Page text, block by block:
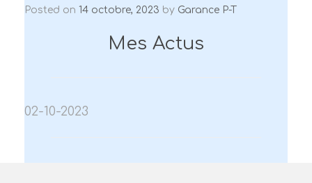
Posted on 14 octobre, 2023 by Garance P-T
Mes Actus
02-10-2023